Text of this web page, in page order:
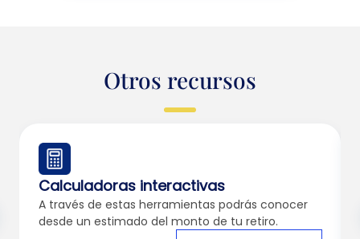
Otros recursos
Calculadoras interactivas
A través de estas herramientas podrás conocer
desde un estimado del monto de tu retiro.